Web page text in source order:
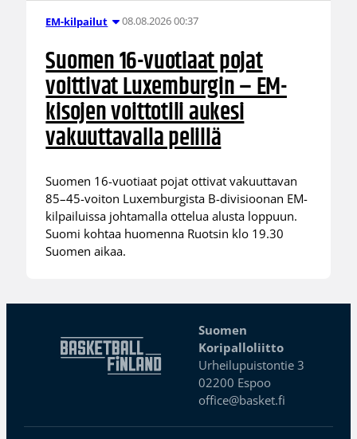
EM-kilpailut 08.08.2026 00:37
Suomen 16-vuotiaat pojat
voittivat Luxemburgin – EM-
kisojen voittotili aukesi
vakuuttavalla pelillä
Suomen 16-vuotiaat pojat ottivat vakuuttavan
85–45-voiton Luxemburgista B-divisioonan EM-
kilpailuissa johtamalla ottelua alusta loppuun.
Suomi kohtaa huomenna Ruotsin klo 19.30
Suomen aikaa.
Suomen
Koripalloliitto
Urheilupuistontie 3
02200 Espoo
office@basket.fi